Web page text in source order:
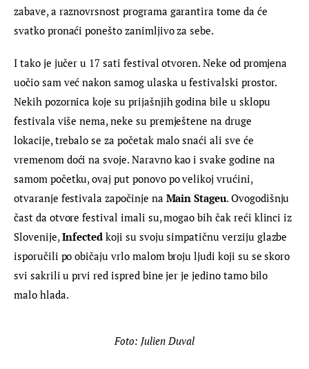
zabave, a raznovrsnost programa garantira tome da će
svatko pronaći ponešto zanimljivo za sebe.
I tako je jučer u 17 sati festival otvoren. Neke od promjena
uočio sam već nakon samog ulaska u festivalski prostor.
Nekih pozornica koje su prijašnjih godina bile u sklopu
festivala više nema, neke su premještene na druge
lokacije, trebalo se za početak malo snaći ali sve će
vremenom doći na svoje. Naravno kao i svake godine na
samom početku, ovaj put ponovo po velikoj vrućini,
otvaranje festivala započinje na Main Stageu. Ovogodišnju
čast da otvore festival imali su, mogao bih čak reći klinci iz
Slovenije, Infected koji su svoju simpatičnu verziju glazbe
isporučili po običaju vrlo malom broju ljudi koji su se skoro
svi sakrili u prvi red ispred bine jer je jedino tamo bilo
malo hlada.
Foto: Julien Duval